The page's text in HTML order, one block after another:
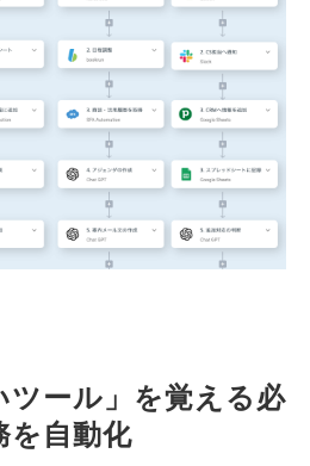
ツール」を覚える必
を自動化